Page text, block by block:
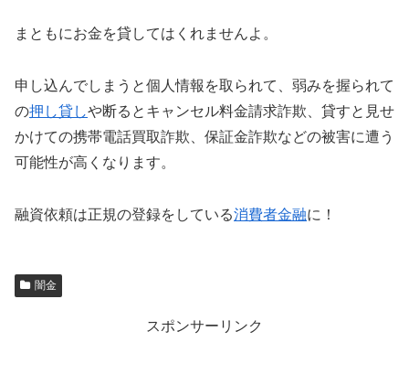
まともにお金を貸してはくれませんよ。
申し込んでしまうと個人情報を取られて、弱みを握られて
の押し貸しや断るとキャンセル料金請求詐欺、貸すと見せ
かけての携帯電話買取詐欺、保証金詐欺などの被害に遭う
可能性が高くなります。
融資依頼は正規の登録をしている消費者金融に！
闇金
スポンサーリンク